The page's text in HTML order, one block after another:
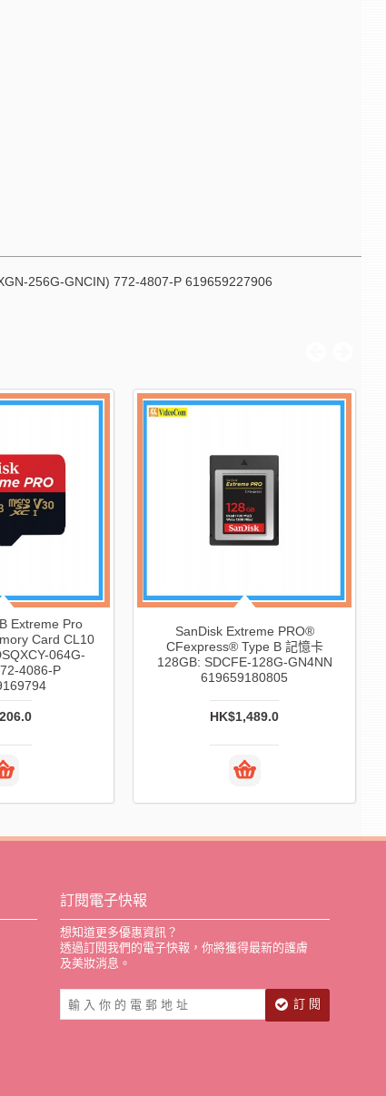
256G-GNCIN) 772-4807-P 619659227906
Extreme Pro
Card CL10
064G-
4086-P
SanDisk Extreme PRO®
CFexpress® Type B 記憶卡
128GB: SDCFE-128G-GN4NN
619659180805
HK$1,489.0
訂閱電子快報
想知道更多優惠資訊？
透過訂閱我們的電子快報，你將獲得最新的護膚
及美妝消息。
訂 閱